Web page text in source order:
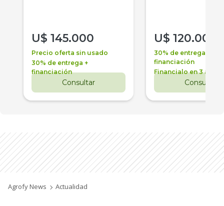
U$ 145.000
Precio oferta sin usado
30% de entrega +
financiación
Consultar
U$ 120.000
30% de entrega +
financiación
Financialo en 3 años
Consultar
Agrofy News Actualidad